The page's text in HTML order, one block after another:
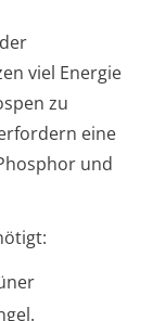
viel Energie
zu
eine
und